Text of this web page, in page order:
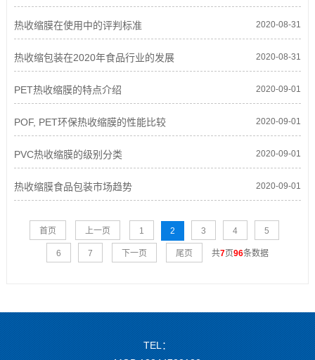
热收缩膜在使用中的评判标准 2020-08-31
热收缩包装在2020年食品行业的发展 2020-08-31
PET热收缩膜的特点介绍 2020-09-01
POF, PET环保热收缩膜的性能比较 2020-09-01
PVC热收缩膜的级别分类 2020-09-01
热收缩膜食品包装市场趋势 2020-09-01
首页 上一页 1 2 3 4 5
6 7 下一页 尾页 共7页96条数据
TEL：